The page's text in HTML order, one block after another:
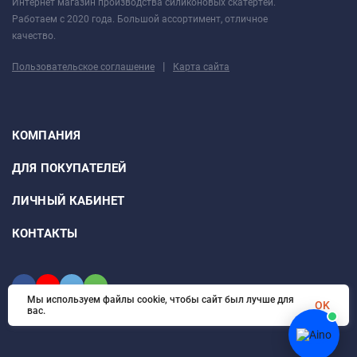
длинной стороне в течении 1-3 недель (зависит
от температуры в помещении), также этот запас
под уголки вашего стола.
Интернет магазин производства силиконовых скатертей.
Работаем с 2020 года. Большой ассортимент, отличное
качество.
Пользовательское соглашение | Карта сайта
КОМПАНИЯ
ДЛЯ ПОКУПАТЕЛЕЙ
ЛИЧНЫЙ КАБИНЕТ
КОНТАКТЫ
Мы используем файлы cookie, чтобы сайт был лучше для
вас.
OK